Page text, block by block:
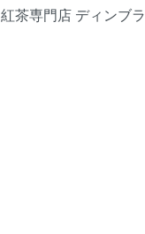
紅茶専門店 ディンブラ